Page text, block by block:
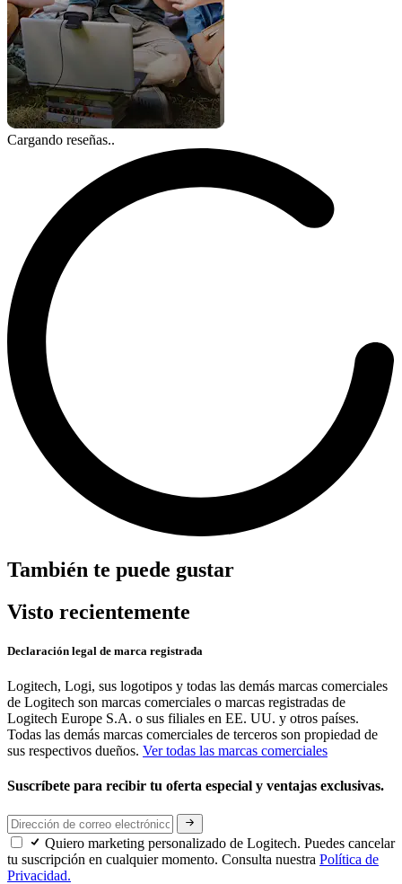
Cargando reseñas..
También te puede gustar
Visto recientemente
Declaración legal de marca registrada
Logitech, Logi, sus logotipos y todas las demás marcas comerciales
de Logitech son marcas comerciales o marcas registradas de
Logitech Europe S.A. o sus filiales en EE. UU. y otros países.
Todas las demás marcas comerciales de terceros son propiedad de
sus respectivos dueños. Ver todas las marcas comerciales
Suscríbete para recibir tu oferta especial y ventajas exclusivas.
Quiero marketing personalizado de Logitech. Puedes cancelar
tu suscripción en cualquier momento. Consulta nuestra Política de
Privacidad.